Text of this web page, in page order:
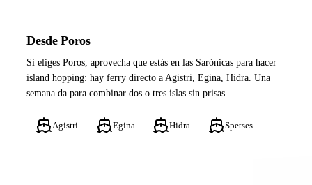
Desde Poros
Si eliges Poros, aprovecha que estás en las Sarónicas para hacer
island hopping: hay ferry directo a Agistri, Egina, Hidra. Una
semana da para combinar dos o tres islas sin prisas.
Agistri Egina Hidra Spetses